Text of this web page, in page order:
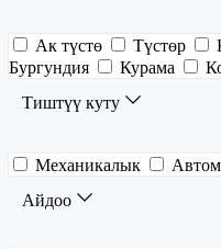
Ак түстө Түстөр
Бургундия
Курама
Тиштүү куту
Механикалык
Айдоо